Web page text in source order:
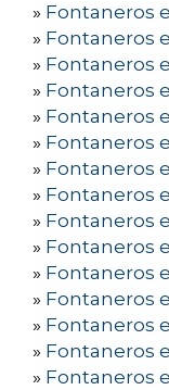
» Fontaneros
» Fontaneros
» Fontaneros
» Fontaneros
» Fontaneros
» Fontaneros
» Fontaneros
» Fontaneros
» Fontaneros
» Fontaneros
» Fontaneros
» Fontaneros
» Fontaneros
» Fontaneros
» Fontaneros